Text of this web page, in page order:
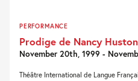
PERFORMANCE
Prodige de Nancy Huston
November 20th, 1999 -
Théâtre International de Langue